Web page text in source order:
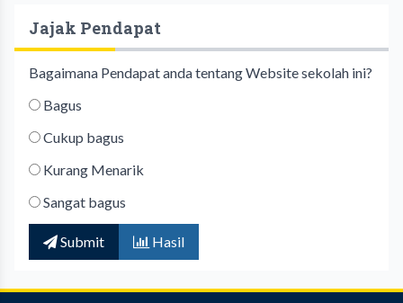
Jajak Pendapat
Bagaimana Pendapat anda tentang Website sekolah ini?
Bagus
Cukup bagus
Kurang Menarik
Sangat bagus
Submit Hasil